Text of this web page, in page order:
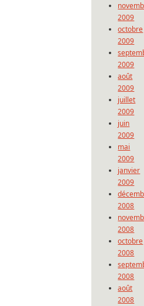
2009
octobre
2009
2009
août
2009
juillet
2009
juin
2009
mai
2009
janvier
2009
2008
2008
octobre
2008
2008
août
2008